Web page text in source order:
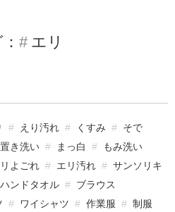
エリ
えり汚れ くすみ
そで
き洗い まっ白
もみ洗い
よごれ エリ汚れ
サンソリキ
ハンドタオル
ブラウス
ワイシャツ 作業服
制服